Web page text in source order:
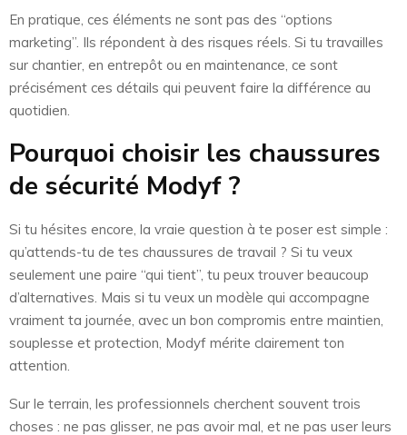
En pratique, ces éléments ne sont pas des “options
marketing”. Ils répondent à des risques réels. Si tu travailles
sur chantier, en entrepôt ou en maintenance, ce sont
précisément ces détails qui peuvent faire la différence au
quotidien.
Pourquoi choisir les chaussures
de sécurité Modyf ?
Si tu hésites encore, la vraie question à te poser est simple :
qu’attends-tu de tes chaussures de travail ? Si tu veux
seulement une paire “qui tient”, tu peux trouver beaucoup
d’alternatives. Mais si tu veux un modèle qui accompagne
vraiment ta journée, avec un bon compromis entre maintien,
souplesse et protection, Modyf mérite clairement ton
attention.
Sur le terrain, les professionnels cherchent souvent trois
choses : ne pas glisser, ne pas avoir mal, et ne pas user leurs